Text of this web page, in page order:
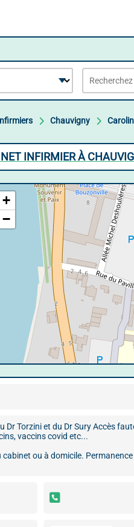
Chauvigny
INFIRMIER À
+
−
Dr Torzini et du Dr Sury Accès
vaccins covid etc...
ou à domicile.